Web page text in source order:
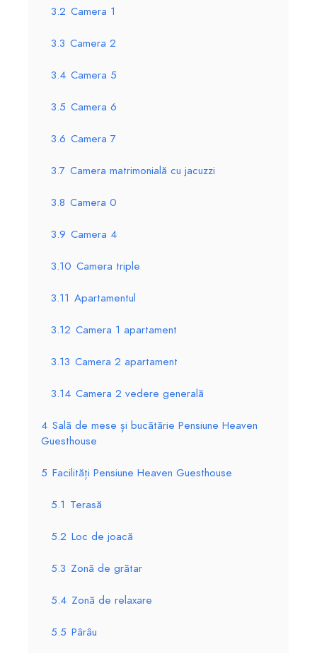
3.2 Camera 1
3.3 Camera 2
3.4 Camera 5
3.5 Camera 6
3.6 Camera 7
3.7 Camera matrimonială cu jacuzzi
3.8 Camera 0
3.9 Camera 4
3.10 Camera triple
3.11 Apartamentul
3.12 Camera 1 apartament
3.13 Camera 2 apartament
3.14 Camera 2 vedere generală
4 Sală de mese și bucătărie Pensiune Heaven
Guesthouse
5 Facilități Pensiune Heaven Guesthouse
5.1 Terasă
5.2 Loc de joacă
5.3 Zonă de grătar
5.4 Zonă de relaxare
5.5 Pârâu